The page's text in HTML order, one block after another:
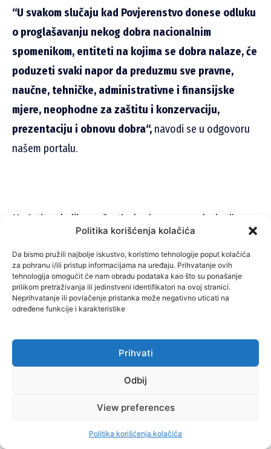
Politika korišćenja kolačića
Da bismo pružili najbolje iskustvo, koristimo tehnologije poput kolačića
za pohranu i/ili pristup informacijama na uređaju. Prihvatanje ovih
tehnologija omogućit će nam obradu podataka kao što su ponašanje
prilikom pretraživanja ili jedinstveni identifikatori na ovoj stranici.
Neprihvatanje ili povlačenje pristanka može negativno uticati na
određene funkcije i karakteristike
Prihvati
Odbij
View preferences
Politika korišćenja kolačića
“U svakom slučaju kad Povjerenstvo donese odluku
o proglašavanju nekog dobra nacionalnim
spomenikom, entiteti na kojima se dobra nalaze, će
poduzeti svaki napor da preduzmu sve pravne,
naučne, tehničke, administrativne i finansijske
mjere, neophodne za zaštitu i konzervaciju,
prezentaciju i obnovu dobra“, navodi se u odgovoru
našem portalu.
Međutim, ukoliko se čestim izmjenama regulacionih
planova koje poguduju jedino investitorima nastavi
gradnja u Trebinju, rijeka Trebišnjica mogla bi biti
devastirana, a Trebinje bi izgubilo posebnost i značaj
kao turistički grad sa vrijednim kulturno- istorijskim
naslijeđem.
Autor: Istraživački tim SPIN Info
RiTE Gacko: Veliko primanje na lađu koja tone